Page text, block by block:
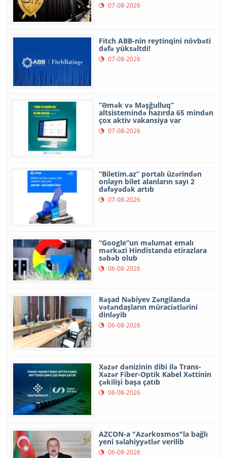
07-08-2026
Fitch ABB-nin reytinqini növbəti
dəfə yüksəltdi!
07-08-2026
“Əmək və Məşğulluq”
altsistemində hazırda 65 mindən
çox aktiv vakansiya var
07-08-2026
“Biletim.az” portalı üzərindən
onlayn bilet alanların sayı 2
dəfəyədək artıb
07-08-2026
“Google”un məlumat emalı
mərkəzi Hindistanda etirazlara
səbəb olub
06-08-2026
Rəşad Nəbiyev Zəngilanda
vətəndaşların müraciətlərini
dinləyib
06-08-2026
Xəzər dənizinin dibi ilə Trans-
Xəzər Fiber-Optik Kabel Xəttinin
çəkilişi başa çatıb
06-08-2026
AZCON-a "Azərkosmos"la bağlı
yeni səlahiyyətlər verilib
06-08-2026